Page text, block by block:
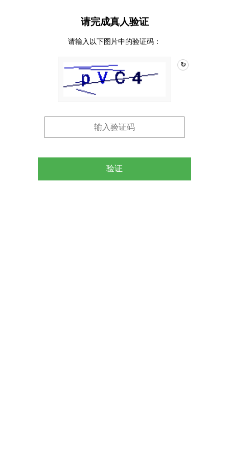
请完成真人验证
请输入以下图片中的验证码：
↻
验证